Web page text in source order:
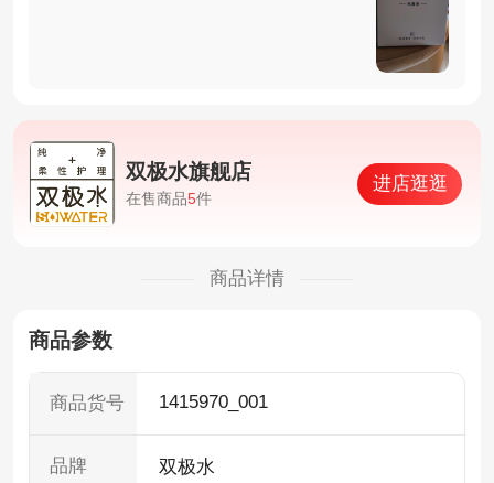
双极水旗舰店
在售商品5件
进店逛逛
商品详情
商品参数
商品货号 1415970_001
品牌 双极水